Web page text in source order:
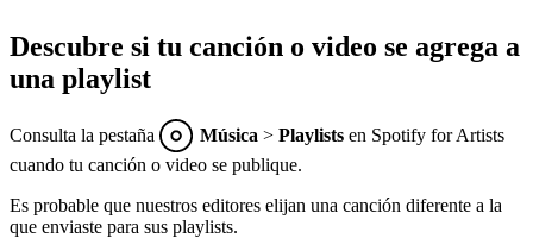
Descubre si tu canción o video se agrega a
una playlist
Consulta la pestaña Música > Playlists en Spotify for Artists
cuando tu canción o video se publique.
Es probable que nuestros editores elijan una canción diferente a la
que enviaste para sus playlists.